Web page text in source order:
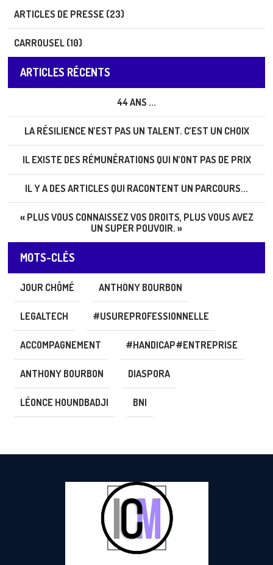
ARTICLES DE PRESSE (23)
CARROUSEL (10)
ARTICLES RÉCENTS
44 ANS ...
LA RÉSILIENCE N’EST PAS UN TALENT. C’EST UN CHOIX
IL EXISTE DES RÉMUNÉRATIONS QUI N’ONT PAS DE PRIX
IL Y A DES ARTICLES QUI RACONTENT UN PARCOURS...
« PLUS VOUS CONNAISSEZ VOS DROITS, PLUS VOUS AVEZ
UN SUPER POUVOIR. »
MOTS-CLÉS
JOUR CHÔMÉ ANTHONY BOURBON
LEGALTECH #USUREPROFESSIONNELLE
ACCOMPAGNEMENT #HANDICAP#ENTREPRISE
ANTHONY BOURBON DIASPORA
LÉONCE HOUNDBADJI BNI